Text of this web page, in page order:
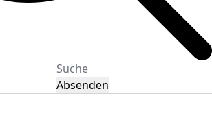
Absenden